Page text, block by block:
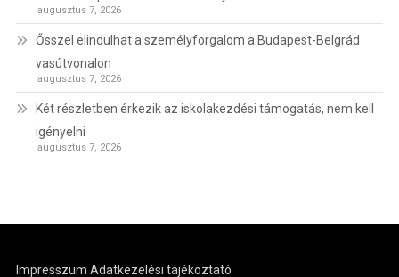
augusztus 7, 2026
Ősszel elindulhat a személyforgalom a Budapest-Belgrád
vasútvonalon
augusztus 7, 2026
Két részletben érkezik az iskolakezdési támogatás, nem kell
igényelni
augusztus 7, 2026
Impresszum Adatkezelési tájékoztató